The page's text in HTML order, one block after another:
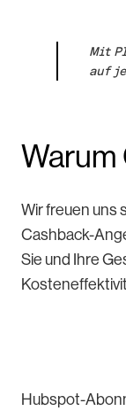
Mit
auf
Warum
Wir freuen uns
Cashback-
Sie und Ihre
Hubspot-